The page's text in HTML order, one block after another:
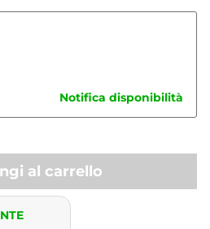
Notifica disponibilità
al carrello